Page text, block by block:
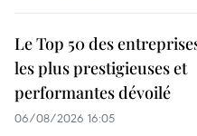
Le Top 50 des
les plus prestigieuses et
performantes dévoilé
06/08/2026 16:05